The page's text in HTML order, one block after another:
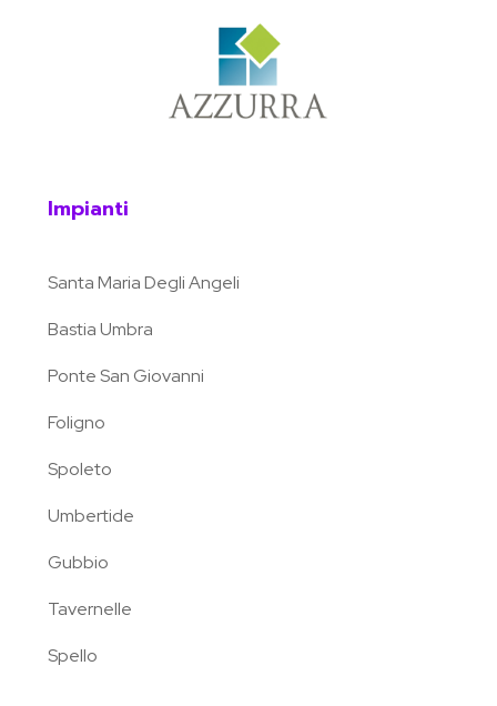
Impianti
Santa Maria Degli Angeli
Bastia Umbra
Ponte San Giovanni
Foligno
Spoleto
Umbertide
Gubbio
Tavernelle
Spello